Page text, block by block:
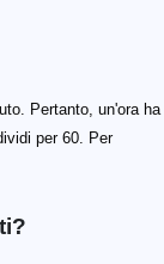
Pertanto, un'ora ha
per 60. Per